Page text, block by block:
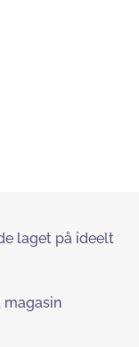
laget på ideelt